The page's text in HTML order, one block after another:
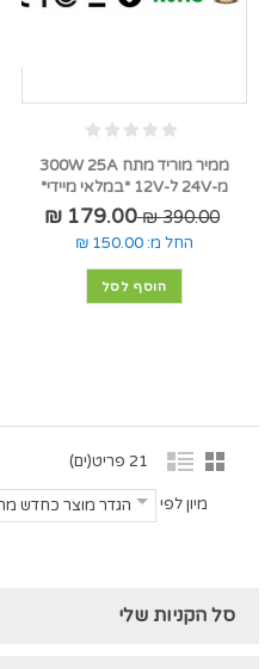
ממיר מוריד מתח 300W 25A
מ-24V ל-12V *במלאי מיידי*
390.00 ₪
179.00 ₪
החל מ: 150.00 ₪
הוסף לסל
21 פריט(ים)
מיון לפי הגדר מוצר כחדש
סל הקניות שלי